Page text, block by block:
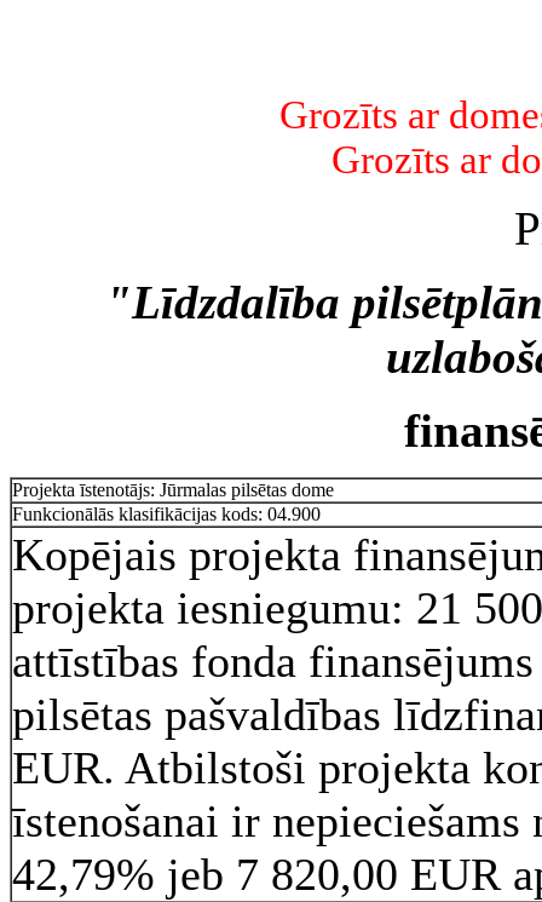
Grozīts ar
Grozīts ar
"Līdzdalība
Projekta īstenotājs: Jūrmalas pilsētas dome
Funkcionālās klasifikācijas kods: 04.900
Kopējais projekta
projekta iesniegumu: 21
attīstības fonda
pilsētas pašvaldības
EUR. Atbilstoši projekta
īstenošanai ir
42,79% jeb 7 820,00 EUR